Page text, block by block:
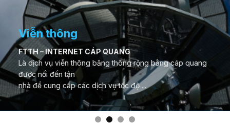
Viễn thông
FTTH – INTERNET CÁP QUANG
Là dịch vụ viễn thông băng thông rộng bằng cáp quang
được nối đến tận
nhà để cung cấp các dịch vụ tốc độ ...